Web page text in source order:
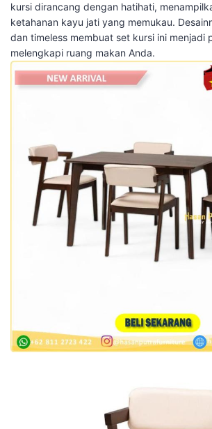
kursi dirancang dengan hatihati,
ketahanan kayu jati yang memukau.
dan timeless membuat set kursi ini menjadi
melengkapi ruang makan Anda.